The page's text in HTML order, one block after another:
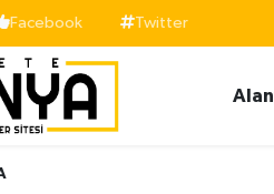
Facebook Twitter